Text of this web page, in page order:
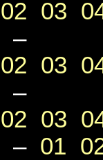
02 03
–
02 03
–
02 03
– 01